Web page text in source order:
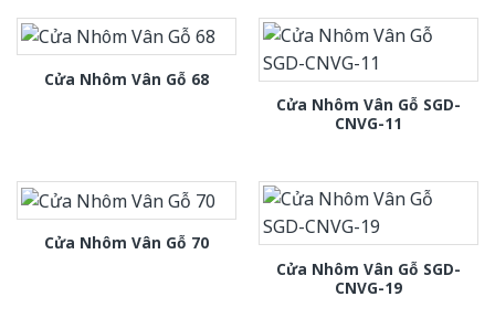
Cửa Nhôm Vân Gỗ 68
Cửa Nhôm Vân Gỗ SGD-
CNVG-11
Cửa Nhôm Vân Gỗ 70
Cửa Nhôm Vân Gỗ SGD-
CNVG-19